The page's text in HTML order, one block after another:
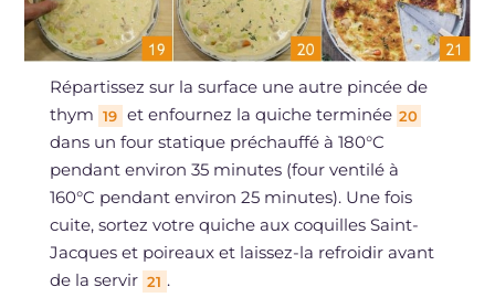
Répartissez sur la surface une autre pincée de
thym 19 et enfournez la quiche terminée 20
dans un four statique préchauffé à 180°C
pendant environ 35 minutes (four ventilé à
160°C pendant environ 25 minutes). Une fois
cuite, sortez votre quiche aux coquilles Saint-
Jacques et poireaux et laissez-la refroidir avant
de la servir 21 .